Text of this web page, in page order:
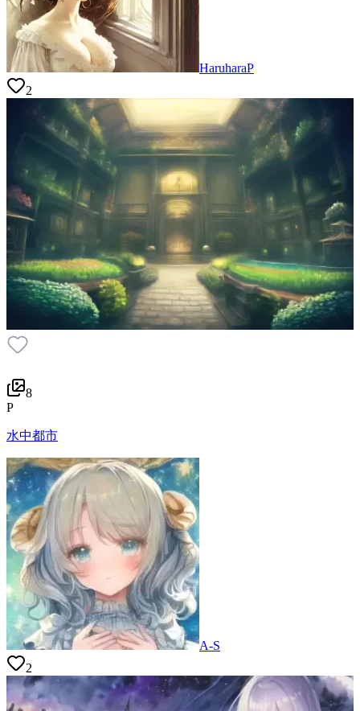
HaruharaP
2
8
P
水中都市
A-S
2